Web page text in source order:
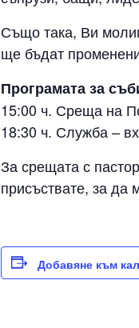
Също така, Ви
ще бъдат
Програмата за
15:00 ч. Среща на
18:30 ч. Служба –
За срещата с
присъствате, за да
Добавяне към